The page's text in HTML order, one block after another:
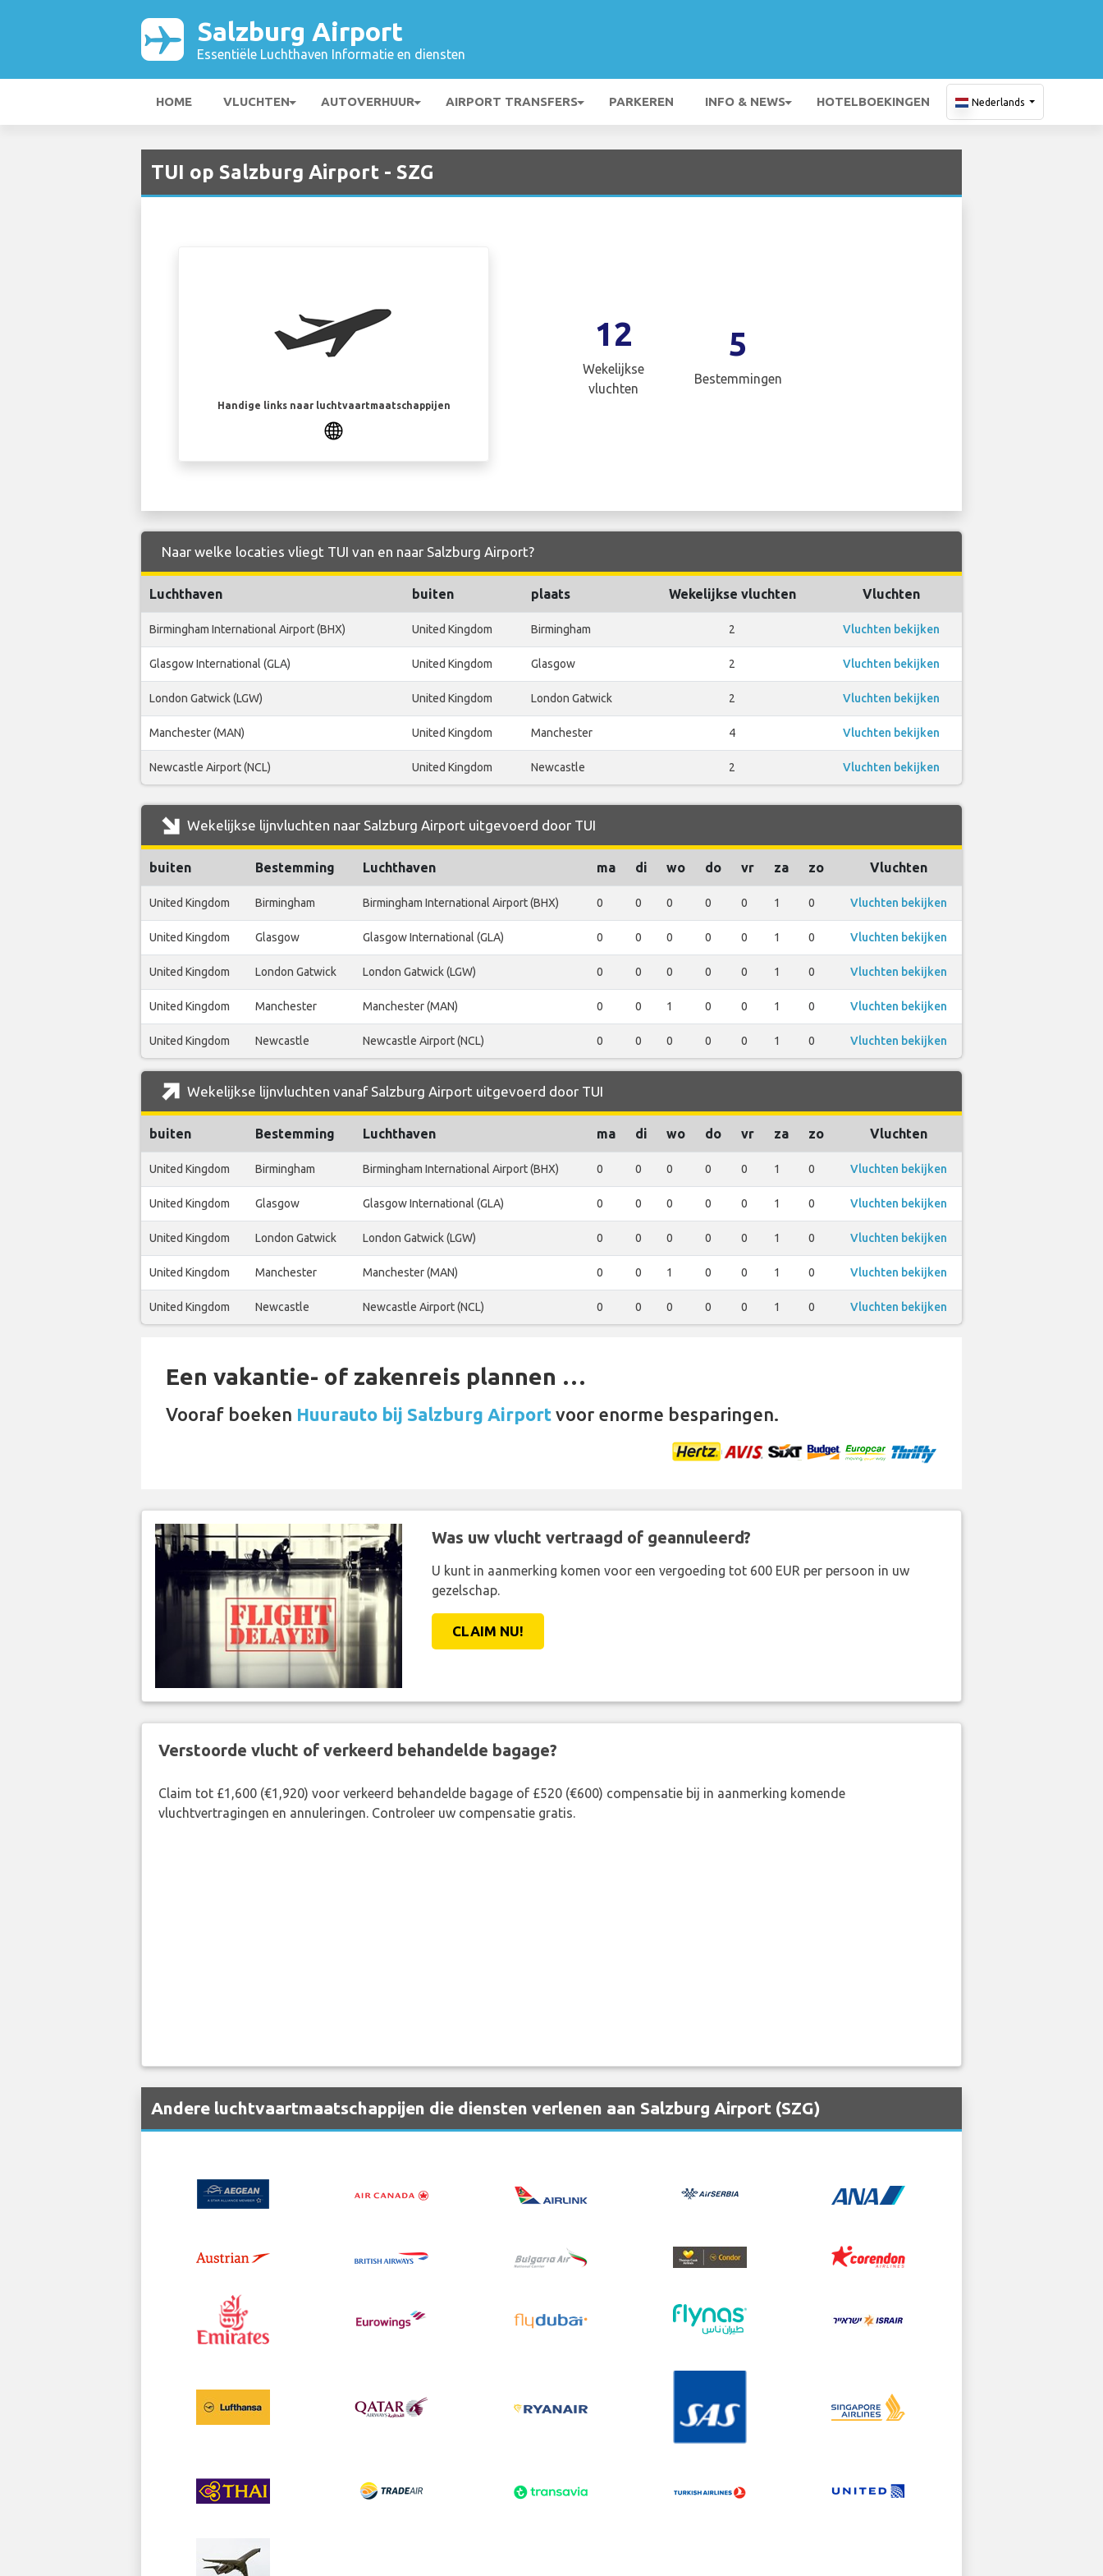
Salzburg Airport
Essentiële Luchthaven Informatie en diensten
HOME VLUCHTEN AUTOVERHUUR AIRPORT TRANSFERS PARKEREN INFO & NEWS HOTELBOEKINGEN Nederlands
TUI op Salzburg Airport - SZG
Handige links naar luchtvaartmaatschappijen
12
Wekelijkse
vluchten
5
Bestemmingen
Naar welke locaties vliegt TUI van en naar Salzburg Airport?
Luchthaven buiten plaats Wekelijkse vluchten Vluchten
Birmingham International Airport (BHX) United Kingdom Birmingham 2 Vluchten bekijken
Glasgow International (GLA) United Kingdom Glasgow 2 Vluchten bekijken
London Gatwick (LGW) United Kingdom London Gatwick 2 Vluchten bekijken
Manchester (MAN) United Kingdom Manchester 4 Vluchten bekijken
Newcastle Airport (NCL) United Kingdom Newcastle 2 Vluchten bekijken
Wekelijkse lijnvluchten naar Salzburg Airport uitgevoerd door TUI
buiten Bestemming Luchthaven ma di wo do vr za zo Vluchten
United Kingdom Birmingham Birmingham International Airport (BHX) 0 0 0 0 0 1 0 Vluchten bekijken
United Kingdom Glasgow Glasgow International (GLA) 0 0 0 0 0 1 0 Vluchten bekijken
United Kingdom London Gatwick London Gatwick (LGW) 0 0 0 0 0 1 0 Vluchten bekijken
United Kingdom Manchester Manchester (MAN) 0 0 1 0 0 1 0 Vluchten bekijken
United Kingdom Newcastle Newcastle Airport (NCL) 0 0 0 0 0 1 0 Vluchten bekijken
Wekelijkse lijnvluchten vanaf Salzburg Airport uitgevoerd door TUI
buiten Bestemming Luchthaven ma di wo do vr za zo Vluchten
United Kingdom Birmingham Birmingham International Airport (BHX) 0 0 0 0 0 1 0 Vluchten bekijken
United Kingdom Glasgow Glasgow International (GLA) 0 0 0 0 0 1 0 Vluchten bekijken
United Kingdom London Gatwick London Gatwick (LGW) 0 0 0 0 0 1 0 Vluchten bekijken
United Kingdom Manchester Manchester (MAN) 0 0 1 0 0 1 0 Vluchten bekijken
United Kingdom Newcastle Newcastle Airport (NCL) 0 0 0 0 0 1 0 Vluchten bekijken
Een vakantie- of zakenreis plannen …
Vooraf boeken Huurauto bij Salzburg Airport voor enorme besparingen.
Was uw vlucht vertraagd of geannuleerd?
U kunt in aanmerking komen voor een vergoeding tot 600 EUR per persoon in uw
gezelschap.
CLAIM NU!
Verstoorde vlucht of verkeerd behandelde bagage?
Claim tot £1,600 (€1,920) voor verkeerd behandelde bagage of £520 (€600) compensatie bij in aanmerking komende
vluchtvertragingen en annuleringen. Controleer uw compensatie gratis.
Andere luchtvaartmaatschappijen die diensten verlenen aan Salzburg Airport (SZG)